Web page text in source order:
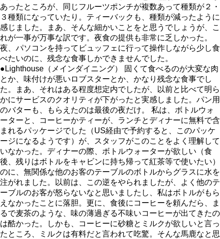
あったところが、同じフルーツポンチが複数あって種類が２・
３種類になっていたり。ティーバックも、種類が減ったように
感じました。まあ、そんな細かいことをと思うでしょうが、こ
れが一事が万事な訳です。夜食の提供も非常に乏しかった。
夜、パソコンを持ってビュッフェに行って操作しながら少し食
べたいのに、残念な食事しかできませんでした。
●Lighthouse（メインダイニング） 固くて食べるのが大変な肉
とか、味付けが悪いロブスターとか、かなり残念な食事でし
た。まあ、それはある程度想定内でしたが、以前と比べて明ら
かにサービスのクオリティが下がったと実感しました。パン用
のバターも、もらえたのは最後の夜だけ。 私は、ボトルウォ
ーターと、コーヒーかティーが、ランチとディナーに無料で含
まれるパッケージでした（US経由で予約すると、このパッケ
ージになるようです）が、スタッフがこのことをよく理解して
いなかった。ディナーの際、ボトルウォーターが欲しい（食
後、残りはボトルをキャビンに持ち帰って紅茶等で使いたい）
のに、無関係な他のお客のテーブルのボトルからグラスに水を
注がれました。以前は、この逆をやられましたが、よく他のテ
ーブルのお客が怒らないなと思いましたし、私はボトルがもら
えなかったことに落胆。更に、食後にコーヒーを頼んだら、ま
るで麦茶のような、味の薄過ぎる不味いコーヒーが出てきたの
は酷かった。しかも、コーヒーに砂糖とミルクが欲しいと言っ
たところ、ミルクは有料だと言われて吃驚。そんな馬鹿なと思